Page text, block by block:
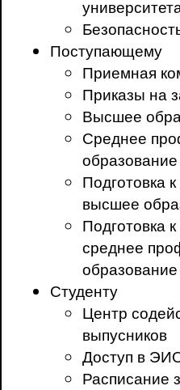
Поступающему
Приемная
Приказы на
Высшее
Среднее
образование
Подготовка
высшее
Подготовка
среднее
образование
Студенту
Центр
выпусников
Доступ в
Расписание